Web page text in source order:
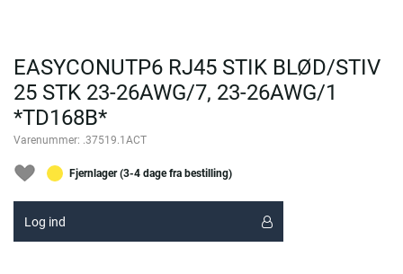
EASYCONUTP6 RJ45 STIK BLØD/STIV
25 STK 23-26AWG/7, 23-26AWG/1
*TD168B*
Varenummer: .37519.1ACT
Fjernlager (3-4 dage fra bestilling)
Log ind